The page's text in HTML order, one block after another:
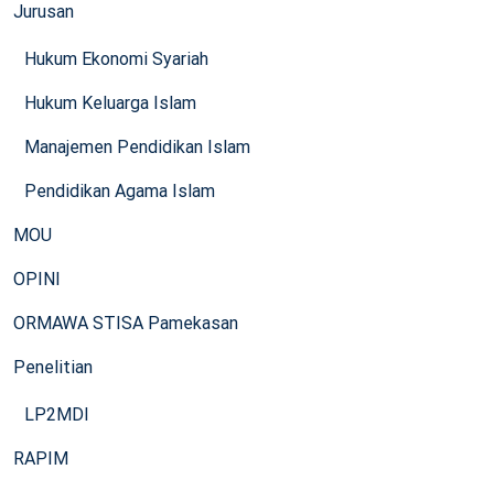
Jurusan
Hukum Ekonomi Syariah
Hukum Keluarga Islam
Manajemen Pendidikan Islam
Pendidikan Agama Islam
MOU
OPINI
ORMAWA STISA Pamekasan
Penelitian
LP2MDI
RAPIM